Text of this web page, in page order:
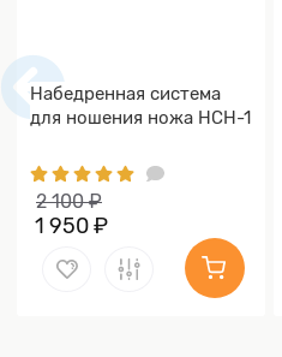
Набедренная система
для ношения ножа НСН-1
2 100 ₽
1 950 ₽